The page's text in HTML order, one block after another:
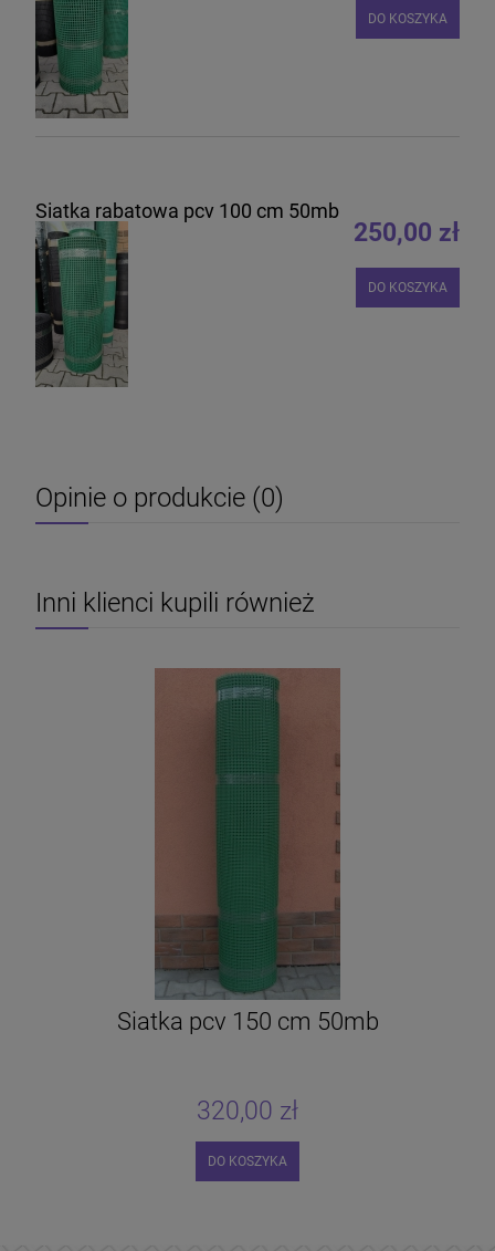
DO KOSZYKA
Siatka rabatowa pcv 100 cm 50mb
250,00 zł
DO KOSZYKA
Opinie o produkcie (0)
Inni klienci kupili również
Siatka pcv 150 cm 50mb
320,00 zł
DO KOSZYKA